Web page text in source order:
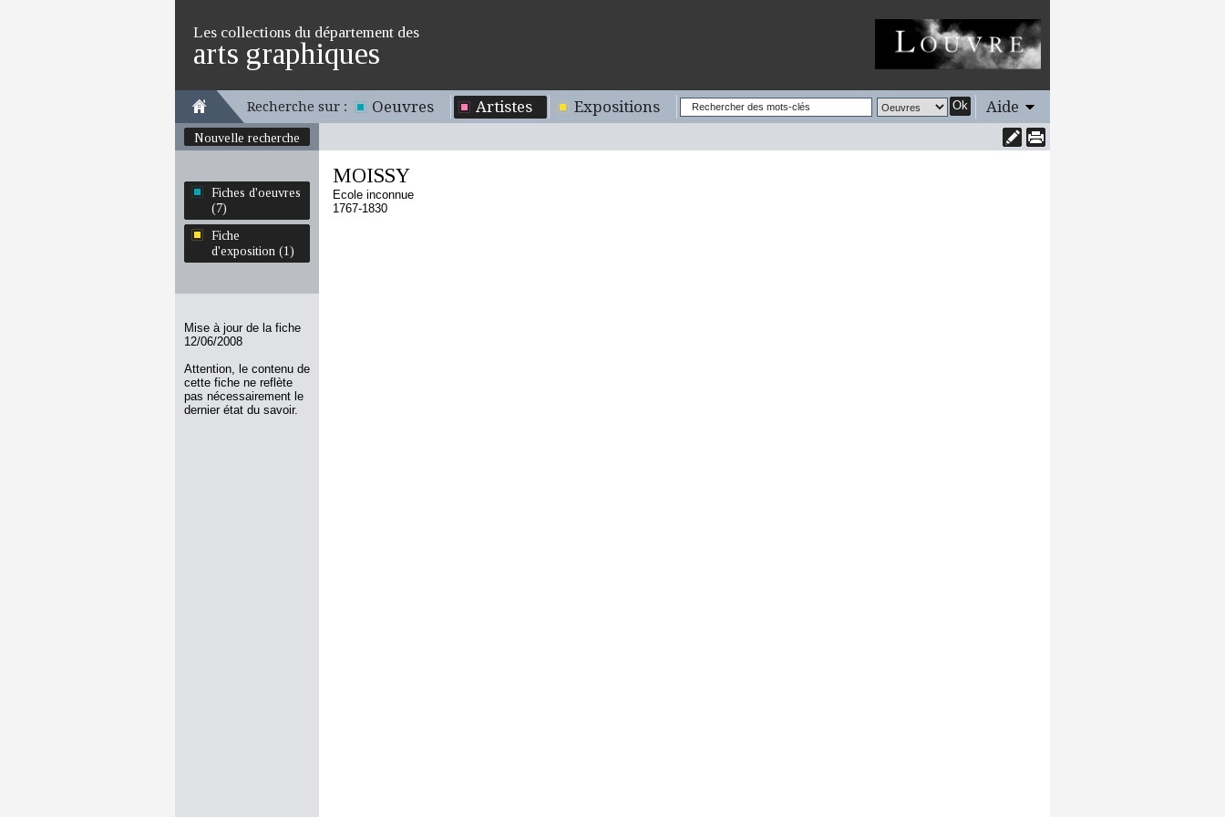
Les collections du département des
arts graphiques
Recherche sur : Oeuvres Artistes Expositions Ok Aide
Nouvelle recherche
Fiches d'oeuvres
(7)
Fiche
d'exposition (1)
Mise à jour de la fiche
12/06/2008
Attention, le contenu de
cette fiche ne reflète
pas nécessairement le
dernier état du savoir.
MOISSY
Ecole inconnue
1767-1830